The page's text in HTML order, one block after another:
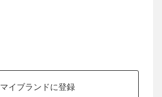
マイブランドに登録